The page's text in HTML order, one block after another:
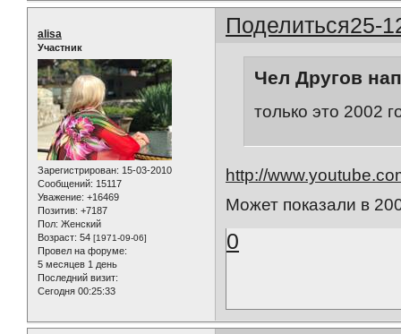
Поделиться25-
alisa
Участник
Зарегистрирован: 15-03-2010
Сообщений: 15117
Уважение: +16469
Позитив: +7187
Пол: Женский
Возраст: 54 [1971-09-06]
Провел на форуме:
5 месяцев 1 день
Последний визит:
Сегодня 00:25:33
Чел Другов
только это 2002
http://
Может показали в
0